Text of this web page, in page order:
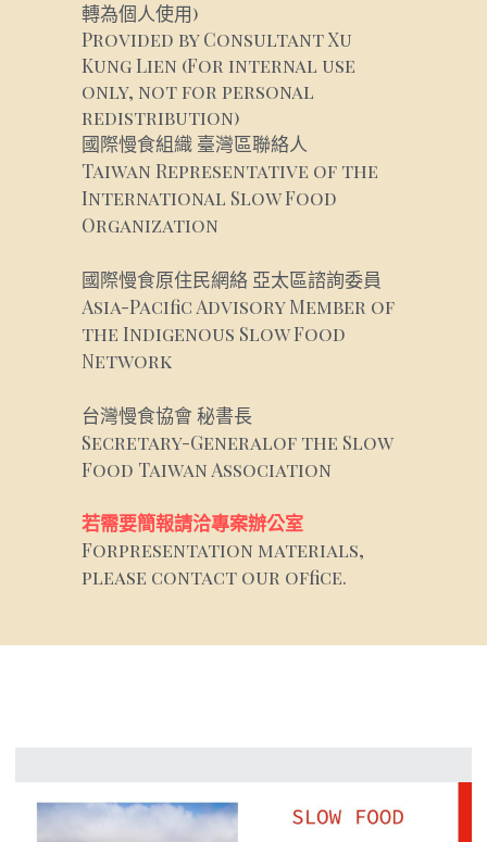
花蓮小規模原住民農民 Small-scale
Indigen
台灣花蓮慢食-阿美族傳統作物復振與保
種組織 SFC-Amis
轉為個人使用)
Provided by Consultant Xu
Kung Lien (For internal use
only, not for personal
redistribution)
國際慢食組織 臺灣區聯絡人
Taiwan Representative of the
International Slow Food
Organization
國際慢食原住民網絡 亞太區諮詢委員
Asia-Pacific Advisory Member of
the Indigenous Slow Food
Network
台灣慢食協會 秘書長
Secretary-Generalof the Slow
Food Taiwan Association
若需要簡報請洽專案辦公室
Forpresentation materials,
please contact our office.